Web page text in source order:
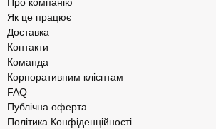
Про компанію
Як це працює
Доставка
Контакти
Команда
Корпоративним клієнтам
FAQ
Публічна оферта
Політика Конфіденційності